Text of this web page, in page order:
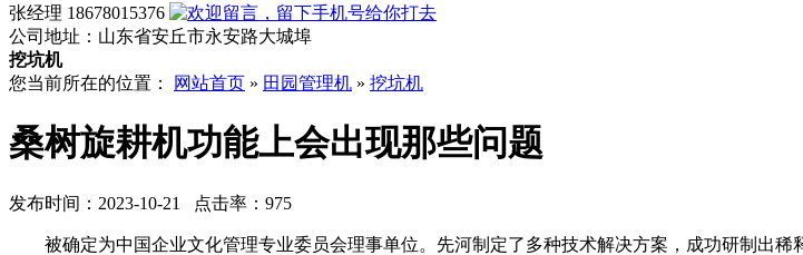
张经理 18678015376
公司地址： 山东省安丘市永安路大城埠
挖坑机
您当前所在的位置：
网站首页 » 田园管理机 » 挖坑机
桑树旋耕机功能上会出现那些问题
发布时间：2023-10-21 点击率：975
被确定为中国企业文化管理专业委员会理事单位。先河制定了多种技术解决方案，成功研制出稀